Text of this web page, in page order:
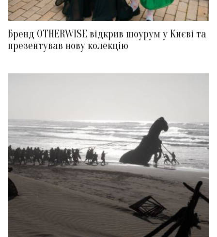
Бренд OTHERWISE відкрив шоурум у Києві та
презентував нову колекцію